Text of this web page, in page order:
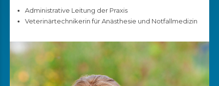
Administrative Leitung der Praxis
Veterinärtechnikerin für Anästhesie und Notfallmedizin